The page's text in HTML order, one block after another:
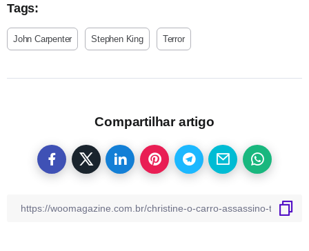
Tags:
John Carpenter Stephen King Terror
Compartilhar artigo